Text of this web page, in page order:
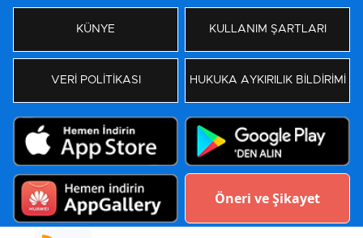
KÜNYE KULLANIM ŞARTLARI
VERİ POLİTİKASI HUKUKA AYKIRILIK BİLDİRİMİ
Öneri ve Şikayet